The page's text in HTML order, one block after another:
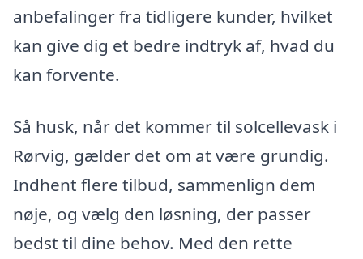
anbefalinger fra tidligere kunder, hvilket
kan give dig et bedre indtryk af, hvad du
kan forvente.
Så husk, når det kommer til solcellevask i
Rørvig, gælder det om at være grundig.
Indhent flere tilbud, sammenlign dem
nøje, og vælg den løsning, der passer
bedst til dine behov. Med den rette